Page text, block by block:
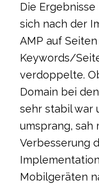
Die
sich nach der
AMP auf
Keywords/
verdoppelte.
Domain bei
sehr stabil war
umsprang, sah
Verbesserung
Mobilgeräten